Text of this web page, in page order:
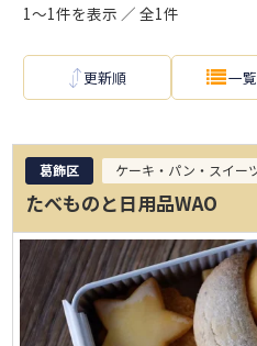
1～1件を表示 ／ 全1件
更新順 一
葛飾区 ケーキ・パン・スイー
たべものと日用品WAO